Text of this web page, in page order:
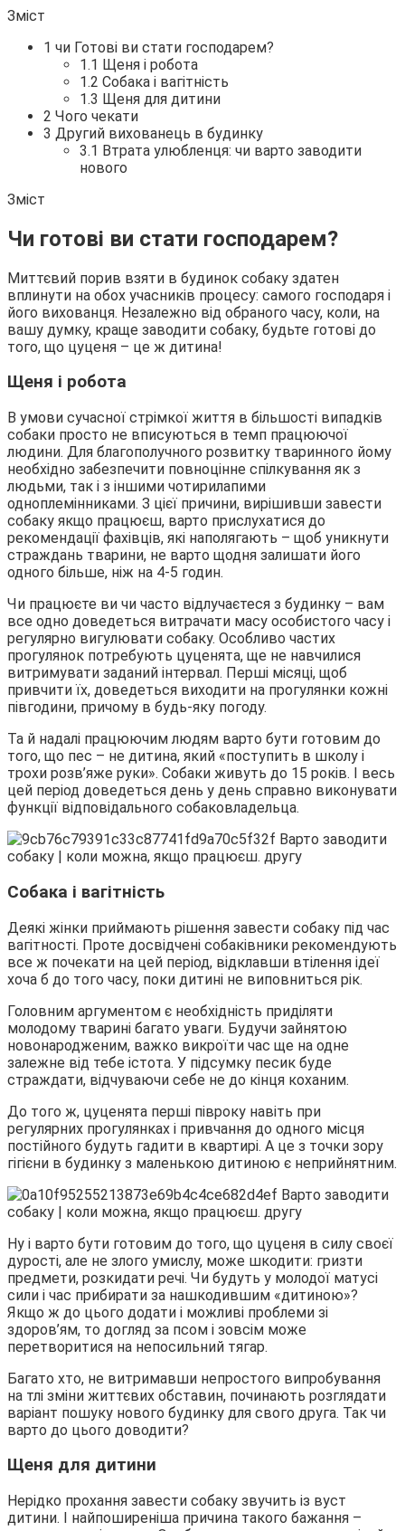
Зміст
1 чи Готові ви стати господарем?
1.1 Щеня і робота
1.2 Собака і вагітність
1.3 Щеня для дитини
2 Чого чекати
3 Другий вихованець в будинку
3.1 Втрата улюбленця: чи варто заводити
нового
Зміст
Чи готові ви стати господарем?
Миттєвий порив взяти в будинок собаку здатен
вплинути на обох учасників процесу: самого господаря і
його вихованця. Незалежно від обраного часу, коли, на
вашу думку, краще заводити собаку, будьте готові до
того, що цуценя – це ж дитина!
Щеня і робота
В умови сучасної стрімкої життя в більшості випадків
собаки просто не вписуються в темп працюючої
людини. Для благополучного розвитку тваринного йому
необхідно забезпечити повноцінне спілкування як з
людьми, так і з іншими чотирилапими
одноплемінниками. З цієї причини, вирішивши завести
собаку якщо працюєш, варто прислухатися до
рекомендації фахівців, які наполягають – щоб уникнути
страждань тварини, не варто щодня залишати його
одного більше, ніж на 4-5 годин.
Чи працюєте ви чи часто відлучаєтеся з будинку – вам
все одно доведеться витрачати масу особистого часу і
регулярно вигулювати собаку. Особливо частих
прогулянок потребують цуценята, ще не навчилися
витримувати заданий інтервал. Перші місяці, щоб
привчити їх, доведеться виходити на прогулянки кожні
півгодини, причому в будь-яку погоду.
Та й надалі працюючим людям варто бути готовим до
того, що пес – не дитина, який «поступить в школу і
трохи розв’яже руки». Собаки живуть до 15 років. І весь
цей період доведеться день у день справно виконувати
функції відповідального собаковладельца.
Собака і вагітність
Деякі жінки приймають рішення завести собаку під час
вагітності. Проте досвідчені собаківники рекомендують
все ж почекати на цей період, відклавши втілення ідеї
хоча б до того часу, поки дитині не виповниться рік.
Головним аргументом є необхідність приділяти
молодому тварині багато уваги. Будучи зайнятою
новонародженим, важко викроїти час ще на одне
залежне від тебе істота. У підсумку песик буде
страждати, відчуваючи себе не до кінця коханим.
До того ж, цуценята перші півроку навіть при
регулярних прогулянках і привчання до одного місця
постійного будуть гадити в квартирі. А це з точки зору
гігієни в будинку з маленькою дитиною є неприйнятним.
Ну і варто бути готовим до того, що цуценя в силу своєї
дурості, але не злого умислу, може шкодити: гризти
предмети, розкидати речі. Чи будуть у молодої матусі
сили і час прибирати за нашкодившим «дитиною»?
Якщо ж до цього додати і можливі проблеми зі
здоров’ям, то догляд за псом і зовсім може
перетворитися на непосильний тягар.
Багато хто, не витримавши непростого випробування
на тлі зміни життєвих обставин, починають розглядати
варіант пошуку нового будинку для свого друга. Так чи
варто до цього доводити?
Щеня для дитини
Нерідко прохання завести собаку звучить із вуст
дитини. І найпоширеніша причина такого бажання –